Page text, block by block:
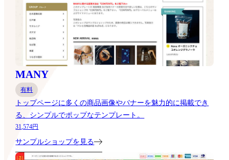
MANY
有料
トップページに多くの商品画像やバナーを魅力的に掲載でき
る、シンプルでポップなテンプレート。
31,574円
サンプルショップを見る